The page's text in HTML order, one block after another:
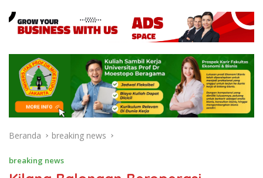
Beranda breaking news
breaking news